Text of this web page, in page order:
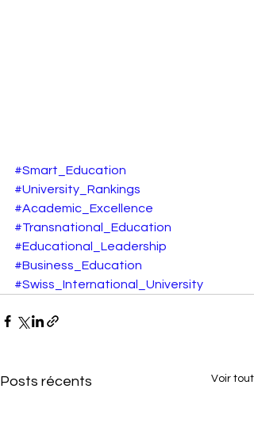
#Smart_Education
#University_Rankings
#Academic_Excellence
#Transnational_Education
#Educational_Leadership
#Business_Education
#Swiss_International_University
Posts récents Voir tout